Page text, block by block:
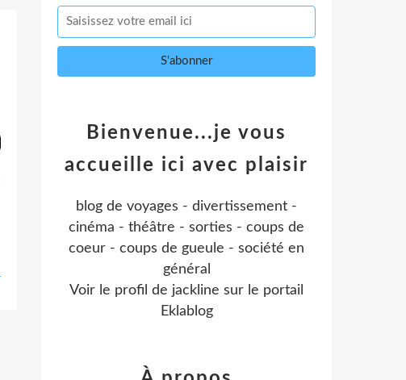
Bienvenue...je vous
accueille ici avec plaisir
blog de voyages - divertissement -
cinéma - théâtre - sorties - coups de
coeur - coups de gueule - société en
général
Voir le profil de jackline sur le portail
Eklablog